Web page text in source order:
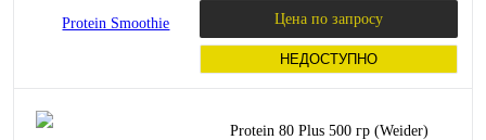
Цена по запросу
НЕДОСТУПНО
Protein 80 Plus 500 гр (Weider)